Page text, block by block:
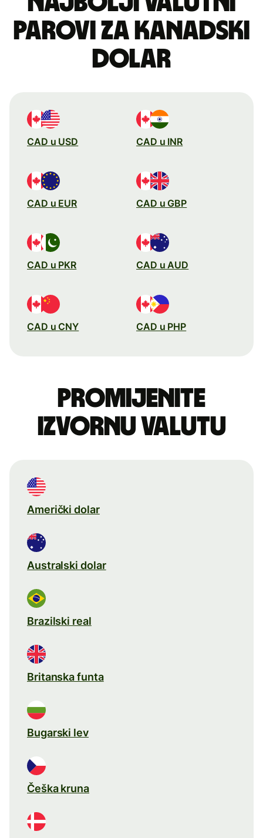
parovi za kanadski
dolar
CAD u USD CAD u INR
CAD u EUR CAD u GBP
CAD u PKR CAD u AUD
CAD u CNY CAD u PHP
Promijenite
izvornu valutu
Američki dolar
Australski dolar
Brazilski real
Britanska funta
Bugarski lev
Češka kruna